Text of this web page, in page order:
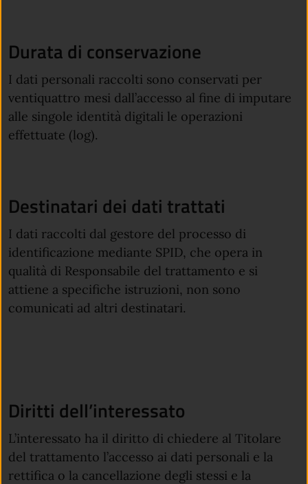
Durata di conservazione
I dati personali raccolti sono conservati per
ventiquattro mesi dall’accesso al fine di imputare
alle singole identità digitali le operazioni
effettuate (log).
Destinatari dei dati trattati
I dati raccolti dal gestore del processo di
identificazione mediante SPID, che opera in
qualità di Responsabile del trattamento e si
attiene a specifiche istruzioni, non sono
comunicati ad altri destinatari.
Diritti dell’interessato
L’interessato ha il diritto di chiedere al Titolare
del trattamento l’accesso ai dati personali e la
rettifica o la cancellazione degli stessi e la